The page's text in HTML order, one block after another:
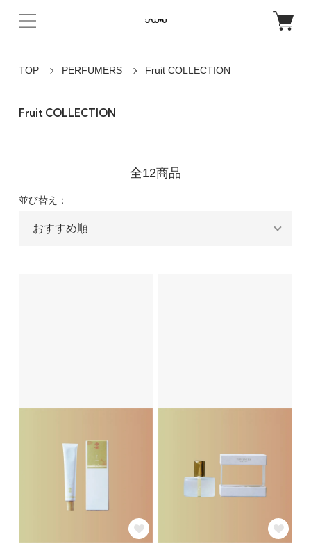
TOP PERFUMERS Fruit COLLECTION
Fruit COLLECTION
全12商品
並び替え：